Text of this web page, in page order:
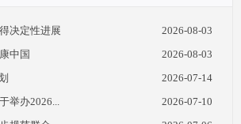
决定性进展
2026-08-03
中国
2026-08-03
2026-07-14
举办2026...
2026-07-10